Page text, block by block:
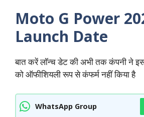
Moto G Power
Launch Date
बात करें लॉन्च डेट की अभी तक कंपनी ने
को ऑफीशियली रूप से कंफर्म नहीं किया है
WhatsApp Group